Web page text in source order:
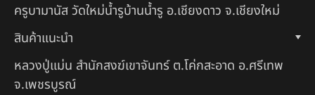
ครูบามานัส วัดใหม่น้ำรูบ้านน้ำรู อ.เชียงดาว จ.เชียงใหม่
สินค้าแนะนำ
หลวงปู่แม่น สำนักสงฆ์เขาจันทร์ ต.โค่กสะอาด อ.ศรีเทพ
จ.เพชรบูรณ์